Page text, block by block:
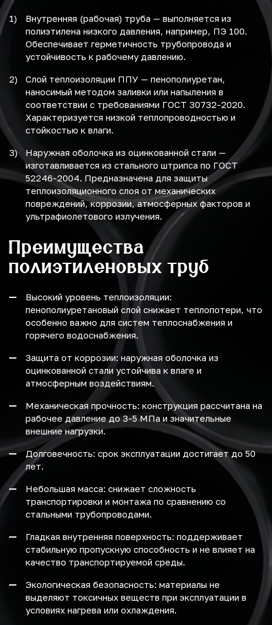
Внутренняя (рабочая) труба — выполняется из
полиэтилена низкого давления, например, ПЭ 100.
Обеспечивает герметичность трубопровода и
устойчивость к рабочему давлению.
Слой теплоизоляции ППУ — пенополиуретан,
наносимый методом заливки или напыления в
соответствии с требованиями ГОСТ 30732-2020.
Характеризуется низкой теплопроводностью и
стойкостью к влаги.
Наружная оболочка из оцинкованной стали —
изготавливается из стального штрипса по ГОСТ
52246-2004. Предназначена для защиты
теплоизоляционного слоя от механических
повреждений, коррозии, атмосферных факторов и
ультрафиолетового излучения.
Преимущества
полиэтиленовых труб
Высокий уровень теплоизоляции:
пенополиуретановый слой снижает теплопотери, что
особенно важно для систем теплоснабжения и
горячего водоснабжения.
Защита от коррозии: наружная оболочка из
оцинкованной стали устойчива к влаге и
атмосферным воздействиям.
Механическая прочность: конструкция рассчитана на
рабочее давление до 3-5 МПа и значительные
внешние нагрузки.
Долговечность: срок эксплуатации достигает до 50
лет.
Небольшая масса: снижает сложность
транспортировки и монтажа по сравнению со
стальными трубопроводами.
Гладкая внутренняя поверхность: поддерживает
стабильную пропускную способность и не влияет на
качество транспортируемой среды.
Экологическая безопасность: материалы не
выделяют токсичных веществ при эксплуатации в
условиях нагрева или охлаждения.